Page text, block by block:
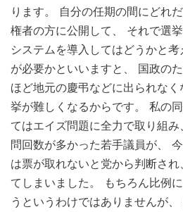
ります。 自分の任期の間にどれ
権者の方に公開して、 それで選
システムを導入してはどうかと
が必要かといいますと、 国政の
ほど地元の慶弔などに出られな
挙が難しくなるからです。 私の
てはエイズ問題に全力で取り組
問回数が多かった若手議員が、
は票が取れないと党から判断さ
てしまいました。 もちろん比例
うというわけではありませんが